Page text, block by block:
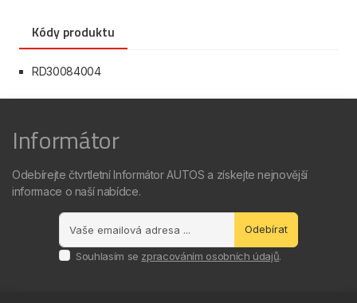
Kódy produktu
RD30084004
Informátor
Odebírejte čtvrtletní Informátor AUTOS a získejte nejnovější
informace o naší nabídce.
Odebírat
Souhlasím se zpracováním osobních údajů.